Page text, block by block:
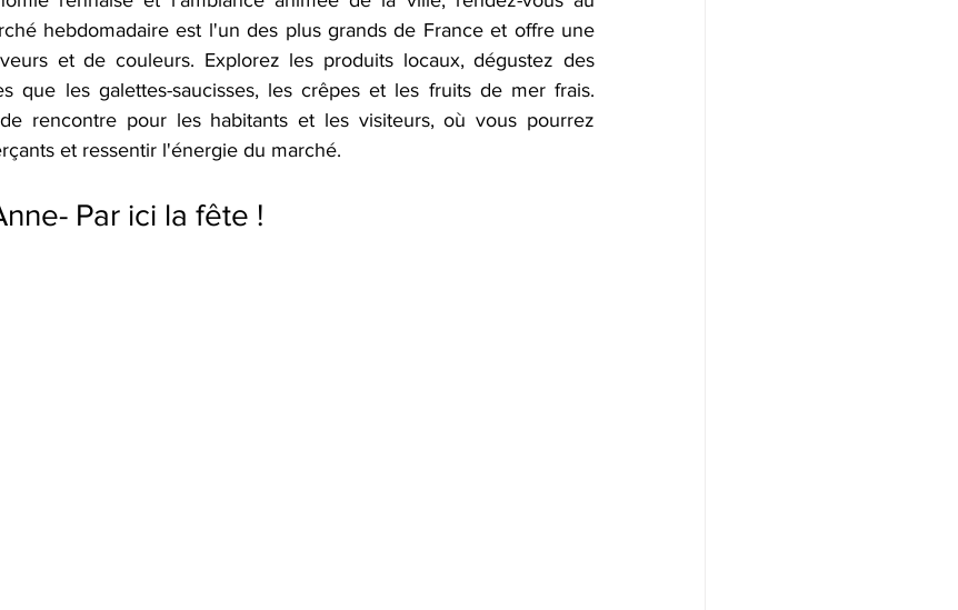
hebdomadaire est l'un des plus grands de France et offre une
et de couleurs. Explorez les produits locaux, dégustez des
que les galettes-saucisses, les crêpes et les fruits de mer frais.
rencontre pour les habitants et les visiteurs, où vous pourrez
et ressentir l'énergie du marché.
Par ici la fête !